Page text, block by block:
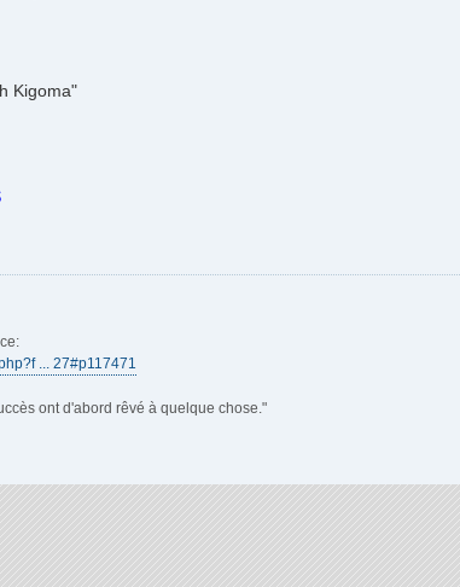
Kigoma"
... 27#p117471
ont d'abord rêvé à quelque chose."